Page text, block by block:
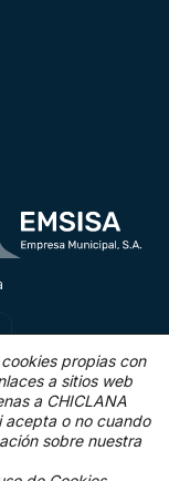
propias con
a sitios web
a CHICLANA
acepta o no cuando
sobre nuestra